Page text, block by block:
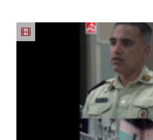
طبیعی!
ویزیت
رایگان+پرداخت
اقساطی😍
جوانی!!